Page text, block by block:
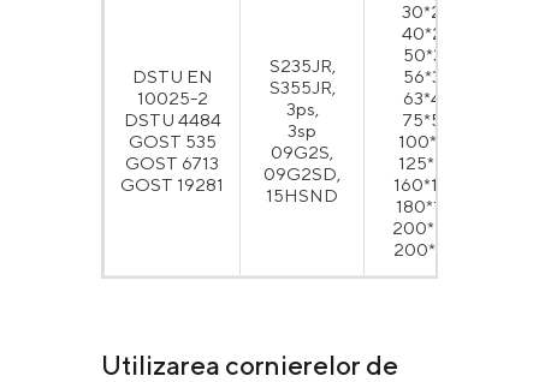
DSTU EN
10025-2
DSTU 4484
GOST 535
GOST 6713
GOST 19281
S235JR,
S355JR,
3ps,
3sp
09G2S,
09G2SD,
15HSND
30*20,
40*25,
50*32,
56*36,
63*40,
75*50,
100*63,
125*80,
160*100,
180*110,
200*125,
200*150
Utilizarea cornierelor de